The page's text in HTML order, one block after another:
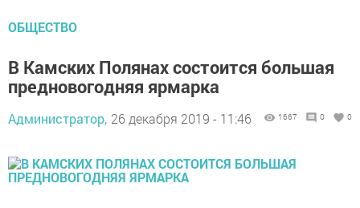
ОБЩЕСТВО
В Камских Полянах состоится большая
предновогодняя ярмарка
Администратор, 26 декабря 2019 - 11:46 1667 0 0